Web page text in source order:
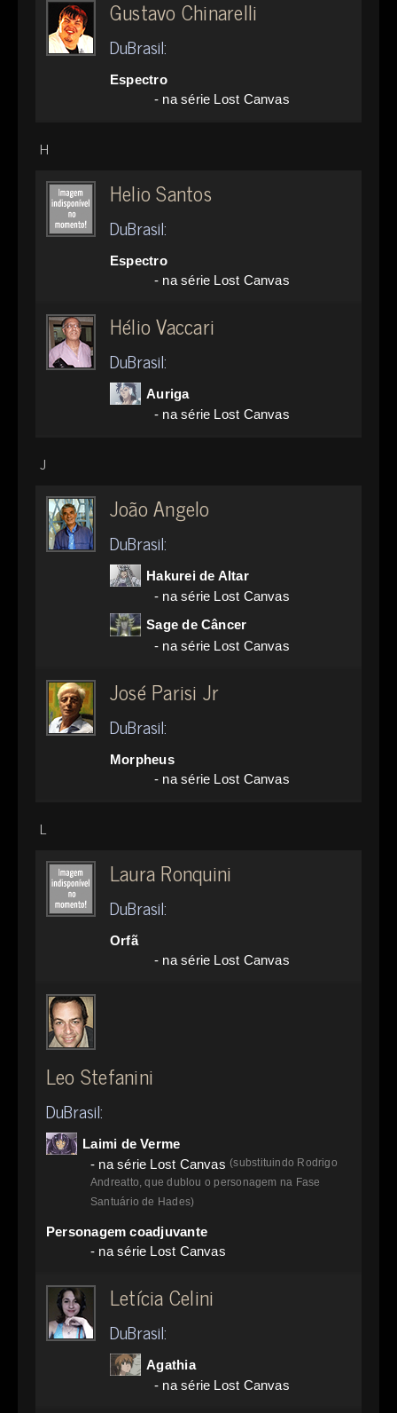
Gustavo Chinarelli
DuBrasil:
Espectro
- na série Lost Canvas
H
Helio Santos
DuBrasil:
Espectro
- na série Lost Canvas
Hélio Vaccari
DuBrasil:
Auriga
- na série Lost Canvas
J
João Angelo
DuBrasil:
Hakurei de Altar
- na série Lost Canvas
Sage de Câncer
- na série Lost Canvas
José Parisi Jr
DuBrasil:
Morpheus
- na série Lost Canvas
L
Laura Ronquini
DuBrasil:
Orfã
- na série Lost Canvas
Leo Stefanini
DuBrasil:
Laimi de Verme
- na série Lost Canvas(substituindo Rodrigo
Andreatto, que dublou o personagem na Fase
Santuário de Hades)
Personagem coadjuvante
- na série Lost Canvas
Letícia Celini
DuBrasil:
Agathia
- na série Lost Canvas